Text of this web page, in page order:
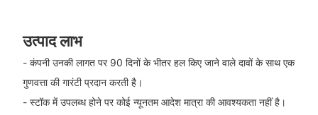
उत्पाद लाभ
- कंपनी उनकी लागत पर 90 दिनों के भीतर हल किए जाने वाले दावों के साथ एक
गुणवत्ता की गारंटी प्रदान करती है।
- स्टॉक में उपलब्ध होने पर कोई न्यूनतम आदेश मात्रा की आवश्यकता नहीं है।